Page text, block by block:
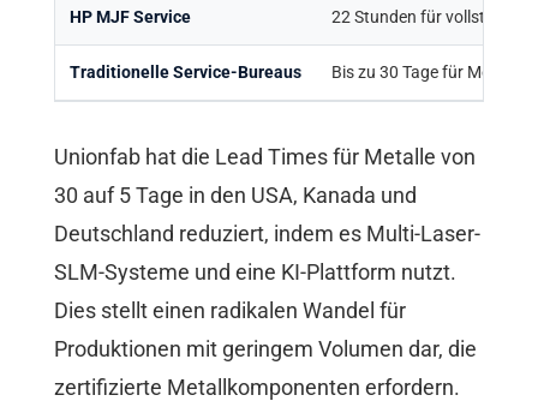
HP MJF Service 22 Stunden für
Traditionelle Service-Bureaus Bis zu 30 Tage für Metalle
Unionfab hat die Lead Times für Metalle von
30 auf 5 Tage in den USA, Kanada und
Deutschland reduziert, indem es Multi-Laser-
SLM-Systeme und eine KI-Plattform nutzt.
Dies stellt einen radikalen Wandel für
Produktionen mit geringem Volumen dar, die
zertifizierte Metallkomponenten erfordern.